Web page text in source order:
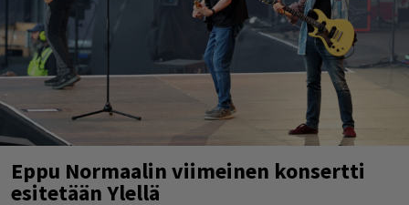
Eppu Normaalin viimeinen konsertti
esitetään Ylellä